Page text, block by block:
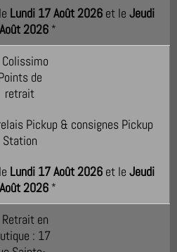
Lundi 17 Août 2026 et le Jeudi
2026 *
Pickup & consignes Pickup
Station
Lundi 17 Août 2026 et le Jeudi
2026 *